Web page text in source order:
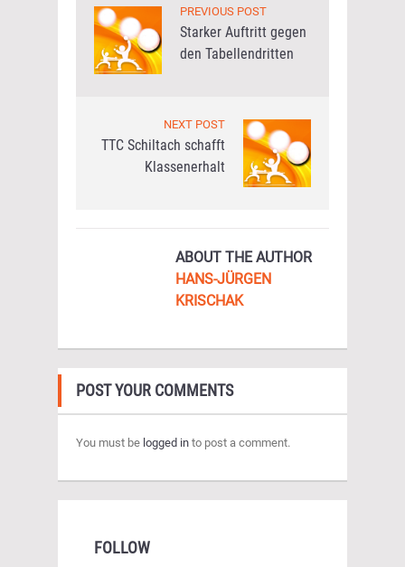
PREVIOUS POST
Starker Auftritt gegen
den Tabellendritten
NEXT POST
TTC Schiltach schafft
Klassenerhalt
ABOUT THE AUTHOR
HANS-JÜRGEN
KRISCHAK
POST YOUR COMMENTS
You must be logged in to post a comment.
FOLLOW